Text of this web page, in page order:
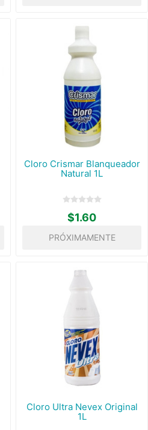
Cloro Crismar Blanqueador
Natural 1L
$1.60
PRÓXIMAMENTE
Cloro Ultra Nevex Original
1L